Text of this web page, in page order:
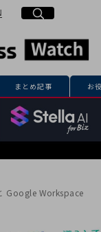
です。
English
検索する
まとめ記事 お
Google Workspace